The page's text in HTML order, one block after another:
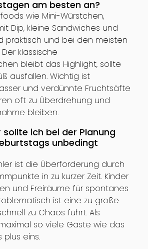
am besten an?
wie Mini-Würstchen,
Dip, kleine Sandwiches und
praktisch und bei den meisten
klassische
bleibt das Highlight, sollte
ausfallen. Wichtig ist
und verdünnte Fruchtsäfte
oft zu Überdrehung und
bleiben.
sollte ich bei der Planung
unbedingt
ist die Überforderung durch
in zu kurzer Zeit. Kinder
und Freiräume für spontanes
ist eine zu große
zu Chaos führt. Als
so viele Gäste wie das
plus eins.